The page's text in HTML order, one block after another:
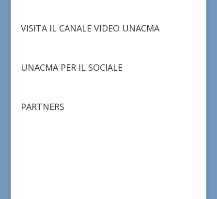
VISITA IL CANALE VIDEO UNACMA
UNACMA PER IL SOCIALE
PARTNERS